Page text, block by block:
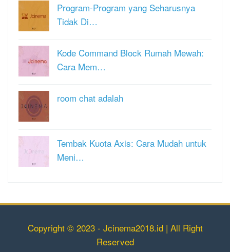
Program-Program yang Seharusnya
Tidak Di…
Kode Command Block Rumah Mewah:
Cara Mem…
room chat adalah
Tembak Kuota Axis: Cara Mudah untuk
Meni…
Copyright © 2023 - Jcinema2018.id | All Right
Reserved